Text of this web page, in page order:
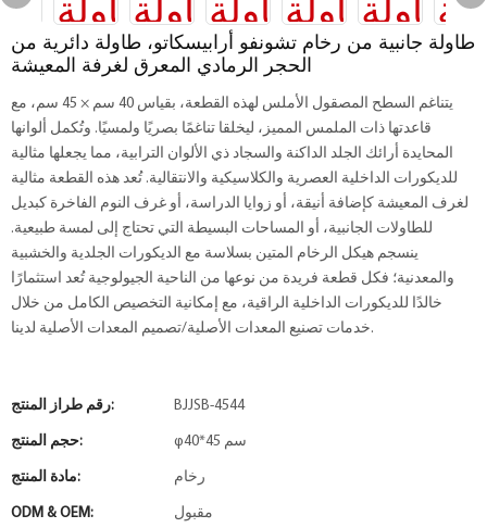
طاولة جانبية من رخام تشونفو أرابيسكاتو، طاولة دائرية من
الحجر الرمادي المعرق لغرفة المعيشة
يتناغم السطح المصقول الأملس لهذه القطعة، بقياس 40 سم × 45 سم، مع
قاعدتها ذات الملمس المميز، ليخلقا تناغمًا بصريًا ولمسيًا. وتُكمل ألوانها
المحايدة أرائك الجلد الداكنة والسجاد ذي الألوان الترابية، مما يجعلها مثالية
للديكورات الداخلية العصرية والكلاسيكية والانتقالية. تُعد هذه القطعة مثالية
لغرف المعيشة كإضافة أنيقة، أو زوايا الدراسة، أو غرف النوم الفاخرة كبديل
للطاولات الجانبية، أو المساحات البسيطة التي تحتاج إلى لمسة طبيعية.
ينسجم هيكل الرخام المتين بسلاسة مع الديكورات الجلدية والخشبية
والمعدنية؛ فكل قطعة فريدة من نوعها من الناحية الجيولوجية تُعد استثمارًا
خالدًا للديكورات الداخلية الراقية، مع إمكانية التخصيص الكامل من خلال
خدمات تصنيع المعدات الأصلية/تصميم المعدات الأصلية لدينا.
رقم طراز المنتج: BJJSB-4544
حجم المنتج: φ40*45 سم
مادة المنتج: رخام
ODM & OEM: مقبول